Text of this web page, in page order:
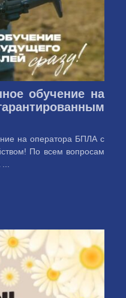
обучение на
на оператора БПЛА с
По всем вопросам